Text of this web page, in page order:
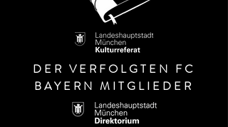
DER VERFOLGTEN FC
BAYERN MITGLIEDER